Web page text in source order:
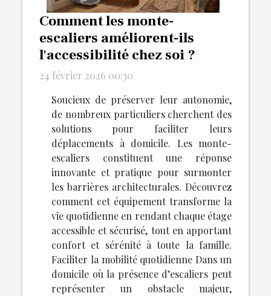
Comment les monte-
escaliers améliorent-ils
l'accessibilité chez soi ?
24 février 2026 00:30
Soucieux de préserver leur autonomie,
de nombreux particuliers cherchent des
solutions pour faciliter leurs
déplacements à domicile. Les monte-
escaliers constituent une réponse
innovante et pratique pour surmonter
les barrières architecturales. Découvrez
comment cet équipement transforme la
vie quotidienne en rendant chaque étage
accessible et sécurisé, tout en apportant
confort et sérénité à toute la famille.
Faciliter la mobilité quotidienne Dans un
domicile où la présence d’escaliers peut
représenter un obstacle majeur,